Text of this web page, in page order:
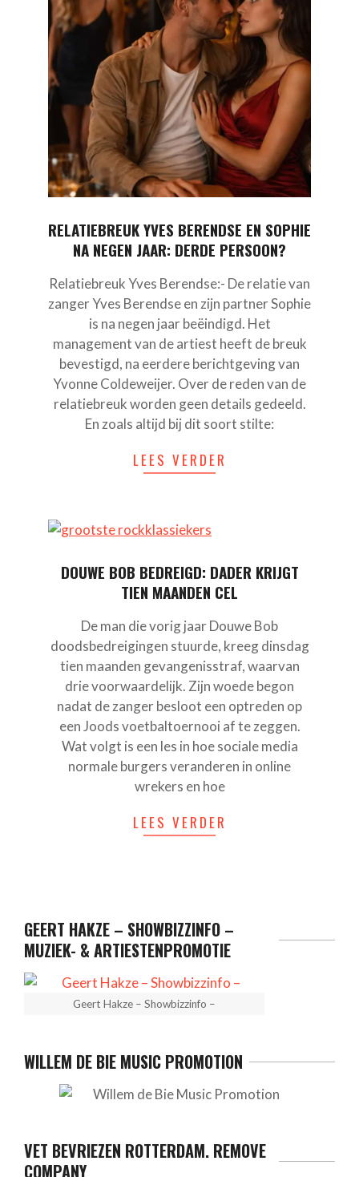
RELATIEBREUK YVES BERENDSE EN SOPHIE
NA NEGEN JAAR: DERDE PERSOON?
Relatiebreuk Yves Berendse:- De relatie van
zanger Yves Berendse en zijn partner Sophie
is na negen jaar beëindigd. Het
management van de artiest heeft de breuk
bevestigd, na eerdere berichtgeving van
Yvonne Coldeweijer. Over de reden van de
relatiebreuk worden geen details gedeeld.
En zoals altijd bij dit soort stilte:
LEES VERDER
DOUWE BOB BEDREIGD: DADER KRIJGT
TIEN MAANDEN CEL
De man die vorig jaar Douwe Bob
doodsbedreigingen stuurde, kreeg dinsdag
tien maanden gevangenisstraf, waarvan
drie voorwaardelijk. Zijn woede begon
nadat de zanger besloot een optreden op
een Joods voetbaltoernooi af te zeggen.
Wat volgt is een les in hoe sociale media
normale burgers veranderen in online
wrekers en hoe
LEES VERDER
GEERT HAKZE – SHOWBIZZINFO –
MUZIEK- & ARTIESTENPROMOTIE
Geert Hakze – Showbizzinfo –
WILLEM DE BIE MUSIC PROMOTION
VET BEVRIEZEN ROTTERDAM. REMOVE
COMPANY